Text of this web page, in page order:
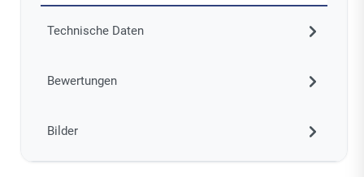
Technische Daten
Bewertungen
Bilder